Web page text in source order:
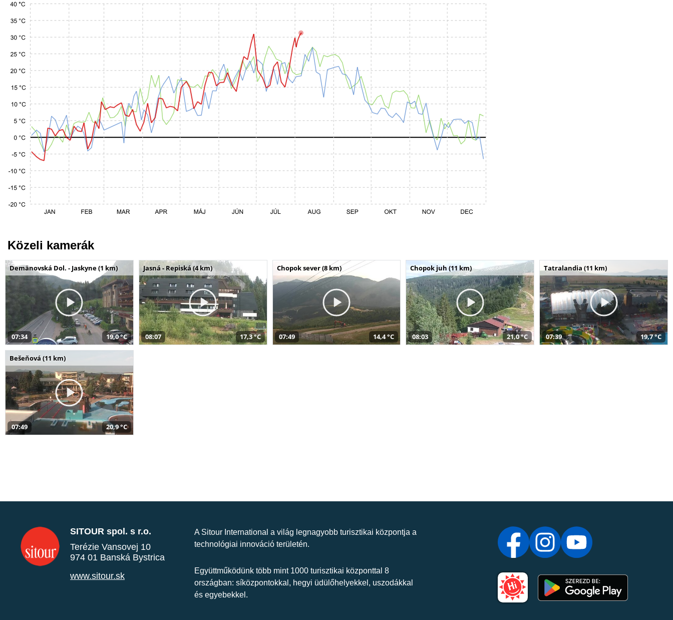
Közeli kamerák
Demänovská Dol. - Jaskyne (1 km)
07:34 19,0 °C
Jasná - Repiská (4 km)
08:07 17,3 °C
Chopok sever (8 km)
07:49 14,4 °C
Chopok juh (11 km)
08:03 21,0 °C
Tatralandia (11 km)
07:39 19,7 °C
Bešeňová (11 km)
07:49 20,9 °C
SITOUR spol. s r.o.
Terézie Vansovej 10
974 01 Banská Bystrica
www.sitour.sk
A Sitour International a világ legnagyobb turisztikai központja a
technológiai innováció területén.
Együttműködünk több mint 1000 turisztikai központtal 8
országban: síközpontokkal, hegyi üdülőhelyekkel, uszodákkal
és egyebekkel.